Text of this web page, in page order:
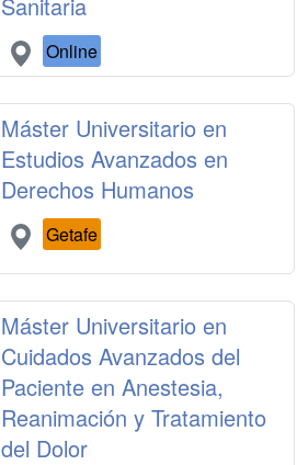
Online
Máster Universitario en
Estudios Avanzados en
Derechos Humanos
Getafe
Máster Universitario en
Cuidados Avanzados del
Paciente en Anestesia,
Reanimación y Tratamiento
del Dolor